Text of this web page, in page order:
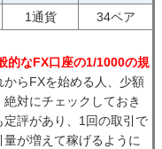
1通貨
34ペア
的なFX口座の1/1000の規
らFXを始める人、少額
対にチェックしておき
評があり、1回の取引で
が増えて稼げるように